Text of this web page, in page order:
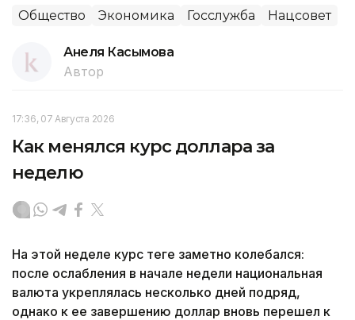
Общество Экономика Госслужба Нацсовет
Анеля Касымова
Автор
17:36, 07 Августа 2026
Как менялся курс доллара за
неделю
На этой неделе курс теңге заметно колебался:
после ослабления в начале недели национальная
валюта укреплялась несколько дней подряд,
однако к ее завершению доллар вновь перешел к